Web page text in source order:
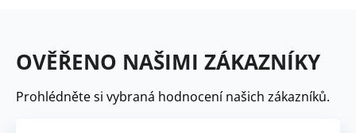
OVĚŘENO NAŠIMI ZÁKAZNÍKY
Prohlédněte si vybraná hodnocení našich zákazníků.